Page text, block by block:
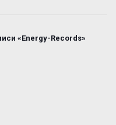
«Energy-Records»